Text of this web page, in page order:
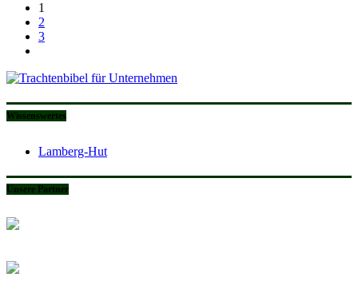
1
2
3
Wissenswertes
Lamberg-Hut
Unsere Partner